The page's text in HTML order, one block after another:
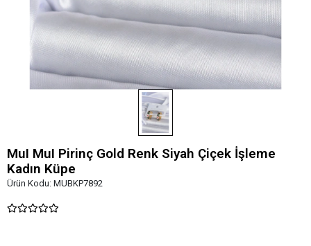
MuI MuI Pirinç Gold Renk Siyah Çiçek İşleme
Kadın Küpe
Ürün Kodu: MUBKP7892